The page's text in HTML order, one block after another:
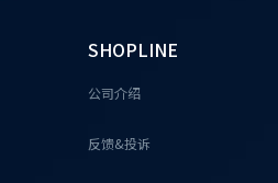
SHOPLINE
公司介绍
反馈&投诉